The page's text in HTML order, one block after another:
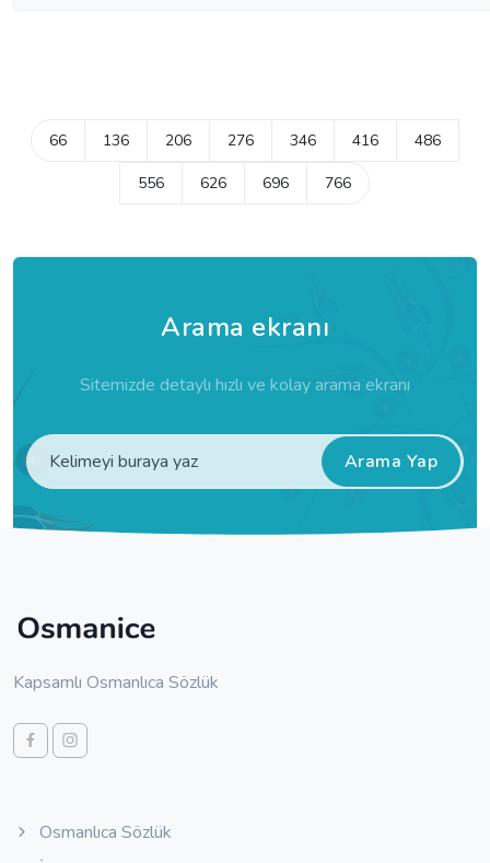
66 136 206 276 346 416 486
556 626 696 766
Arama ekranı
Sitemizde detaylı hızlı ve kolay arama ekranı
Arama Yap
Kapsamlı Osmanlıca Sözlük
Osmanlıca Sözlük